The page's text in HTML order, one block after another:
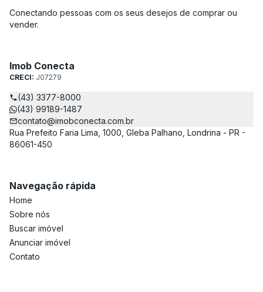
Conectando pessoas com os seus desejos de comprar ou
vender.
Imob Conecta
CRECI: J07279
(43) 3377-8000
(43) 99189-1487
contato@imobconecta.com.br
Rua Prefeito Faria Lima, 1000, Gleba Palhano, Londrina - PR -
86061-450
Navegação rápida
Home
Sobre nós
Buscar imóvel
Anunciar imóvel
Contato